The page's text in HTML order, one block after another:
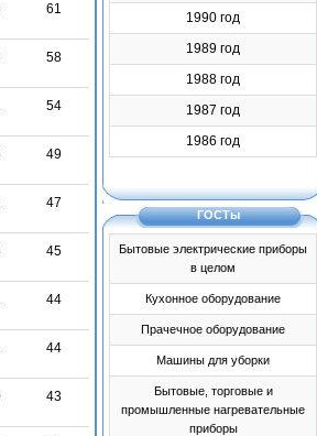
61
58
54
49
47
45
44
44
43
1990 год
1989 год
1988 год
1987 год
1986 год
ГОСТы
Бытовые электрические приборы
в целом
Кухонное оборудование
Прачечное оборудование
Машины для уборки
Бытовые, торговые и
промышленные нагревательные
приборы